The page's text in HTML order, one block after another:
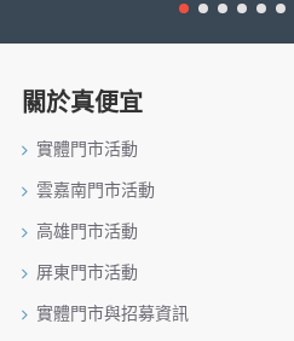
關於真便宜
實體門市活動
雲嘉南門市活動
高雄門市活動
屏東門市活動
實體門市與招募資訊